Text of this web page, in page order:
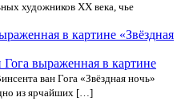
художников XX века, чье
выраженная в картине
ван Гога «Звёздная ночь»
из ярчайших […]